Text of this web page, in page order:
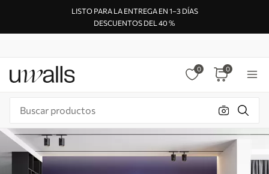
LISTO PARA LA ENTREGA EN 1–3 DÍAS
DESCUENTOS DEL 40 %
0 0